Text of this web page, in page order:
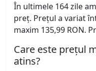
În ultimele 164 zile
preț. Prețul a variat
maxim 135,99 RON.
Care este prețul
atins?